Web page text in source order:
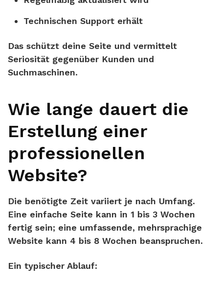
Technischen Support erhält
Das schützt deine Seite und vermittelt
Seriosität gegenüber Kunden und
Suchmaschinen.
Wie lange dauert die
Erstellung einer
professionellen
Website?
Die benötigte Zeit variiert je nach Umfang.
Eine einfache Seite kann in 1 bis 3 Wochen
fertig sein; eine umfassende, mehrsprachige
Website kann 4 bis 8 Wochen beanspruchen.
Ein typischer Ablauf: